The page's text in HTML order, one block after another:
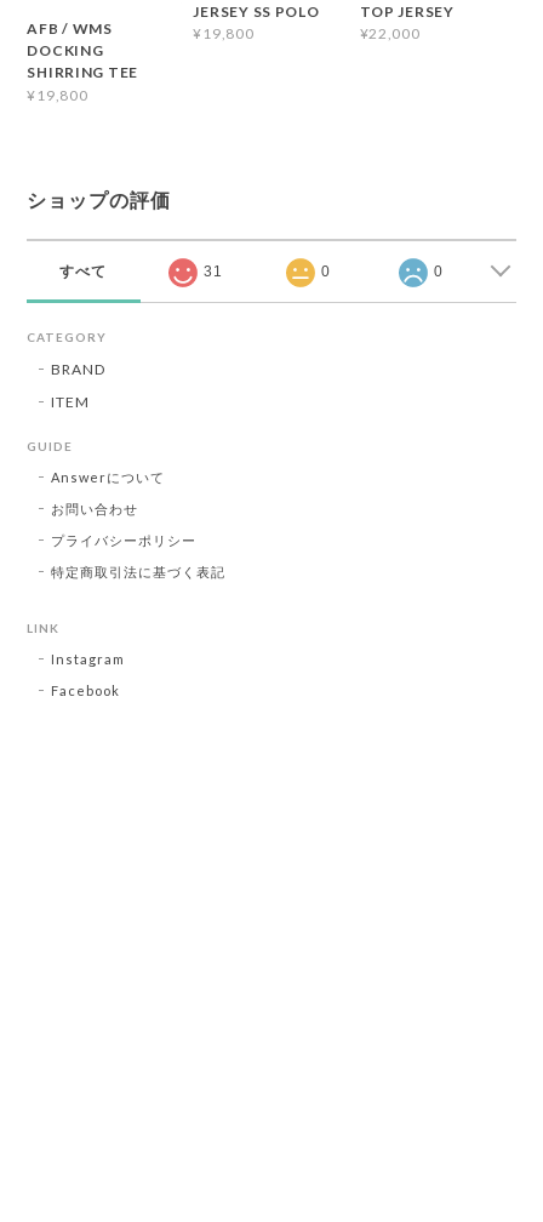
AFB / WMS
DOCKING
SHIRRING TEE
¥19,800
JERSEY SS POLO
¥19,800
TOP JERSEY
¥22,000
ショップの評価
すべて 31 0 0
CATEGORY
BRAND
ITEM
GUIDE
Answerについて
お問い合わせ
プライバシーポリシー
特定商取引法に基づく表記
LINK
Instagram
Facebook